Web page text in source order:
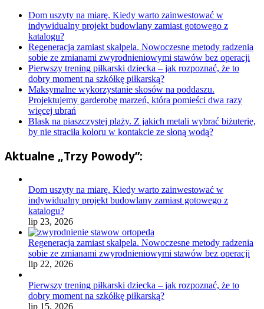
Dom uszyty na miarę. Kiedy warto zainwestować w
indywidualny projekt budowlany zamiast gotowego z
katalogu?
Regeneracja zamiast skalpela. Nowoczesne metody radzenia
sobie ze zmianami zwyrodnieniowymi stawów bez operacji
Pierwszy trening piłkarski dziecka – jak rozpoznać, że to
dobry moment na szkółkę piłkarską?
Maksymalne wykorzystanie skosów na poddaszu.
Projektujemy garderobę marzeń, która pomieści dwa razy
więcej ubrań
Blask na piaszczystej plaży. Z jakich metali wybrać biżuterię,
by nie straciła koloru w kontakcie ze słoną wodą?
Aktualne „Trzy Powody”:
Dom uszyty na miarę. Kiedy warto zainwestować w
indywidualny projekt budowlany zamiast gotowego z
katalogu?
lip 23, 2026
Regeneracja zamiast skalpela. Nowoczesne metody radzenia
sobie ze zmianami zwyrodnieniowymi stawów bez operacji
lip 22, 2026
Pierwszy trening piłkarski dziecka – jak rozpoznać, że to
dobry moment na szkółkę piłkarską?
lip 15, 2026